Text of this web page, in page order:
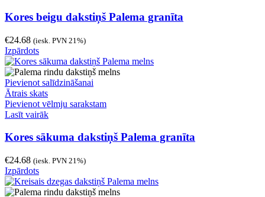
Kores beigu dakstiņš Palema granīta
€24.68 (iesk. PVN 21%)
Izpārdots
Pievienot salīdzināšanai
Ātrais skats
Pievienot vēlmju sarakstam
Lasīt vairāk
Kores sākuma dakstiņš Palema granīta
€24.68 (iesk. PVN 21%)
Izpārdots